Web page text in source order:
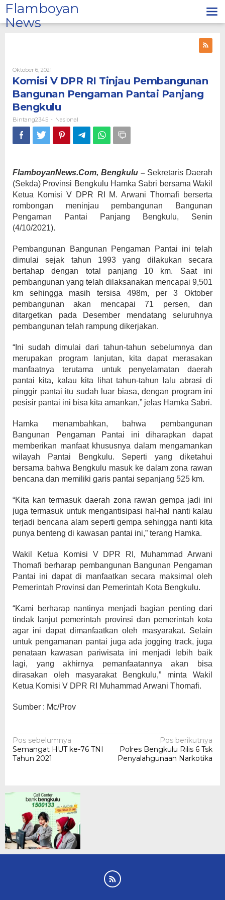
Lewati
ke
konten
Flamboyan
News
Oktober 6, 2021
Bintang2345
Komisi V DPR RI Tinjau Pembangunan
Bangunan Pengaman Pantai Panjang
Bengkulu
Bintang2345 - Nasional
FlamboyanNews.Com, Bengkulu –Sekretaris Daerah
(Sekda) Provinsi Bengkulu Hamka Sabri bersama Wakil
Ketua Komisi V DPR RI M. Arwani Thomafi berserta
rombongan meninjau pembangunan Bangunan
Pengaman Pantai Panjang Bengkulu, Senin
(4/10/2021).
Pembangunan Bangunan Pengaman Pantai ini telah
dimulai sejak tahun 1993 yang dilakukan secara
bertahap dengan total panjang 10 km. Saat ini
pembangunan yang telah dilaksanakan mencapai 9,501
km sehingga masih tersisa 498m, per 3 Oktober
pembangunan akan mencapai 71 persen, dan
ditargetkan pada Desember mendatang seluruhnya
pembangunan telah rampung dikerjakan.
“Ini sudah dimulai dari tahun-tahun sebelumnya dan
merupakan program lanjutan, kita dapat merasakan
manfaatnya terutama untuk penyelamatan daerah
pantai kita, kalau kita lihat tahun-tahun lalu abrasi di
pinggir pantai itu sudah luar biasa, dengan program ini
pesisir pantai ini bisa kita amankan,” jelas Hamka Sabri.
Hamka menambahkan, bahwa pembangunan
Bangunan Pengaman Pantai ini diharapkan dapat
memberikan manfaat khususnya dalam mengamankan
wilayah Pantai Bengkulu. Seperti yang diketahui
bersama bahwa Bengkulu masuk ke dalam zona rawan
bencana dan memiliki garis pantai sepanjang 525 km.
“Kita kan termasuk daerah zona rawan gempa jadi ini
juga termasuk untuk mengantisipasi hal-hal nanti kalau
terjadi bencana alam seperti gempa sehingga nanti kita
punya benteng di kawasan pantai ini,” terang Hamka.
Wakil Ketua Komisi V DPR RI, Muhammad Arwani
Thomafi berharap pembangunan Bangunan Pengaman
Pantai ini dapat di manfaatkan secara maksimal oleh
Pemerintah Provinsi dan Pemerintah Kota Bengkulu.
“Kami berharap nantinya menjadi bagian penting dari
tindak lanjut pemerintah provinsi dan pemerintah kota
agar ini dapat dimanfaatkan oleh masyarakat. Selain
untuk pengamanan pantai juga ada jogging track, juga
penataan kawasan pariwisata ini menjadi lebih baik
lagi, yang akhirnya pemanfaatannya akan bisa
dirasakan oleh masyarakat Bengkulu,” minta Wakil
Ketua Komisi V DPR RI Muhammad Arwani Thomafi.
Sumber : Mc/Prov
Navigasi
pos
Pos sebelumnya
Semangat HUT ke-76 TNI
Tahun 2021
Pos berikutnya
Polres Bengkulu Rilis 6 Tsk
Penyalahgunaan Narkotika